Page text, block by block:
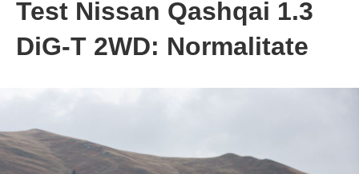
Test Nissan Qashqai 1.3
DiG-T 2WD: Normalitate